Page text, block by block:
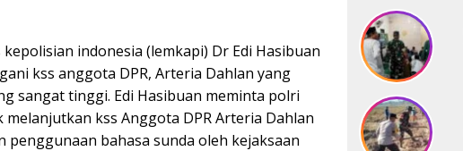
indonesia (lemkapi) Dr Edi Hasibuan
kss anggota DPR, Arteria Dahlan yang
sangat tinggi. Edi Hasibuan meminta polri
kss Anggota DPR Arteria Dahlan
bahasa sunda oleh kejaksaan